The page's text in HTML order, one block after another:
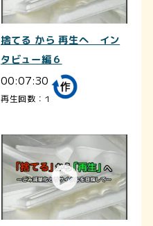
捨てる から 再生へ イン
タビュー編６
00:07:30
再生回数：1